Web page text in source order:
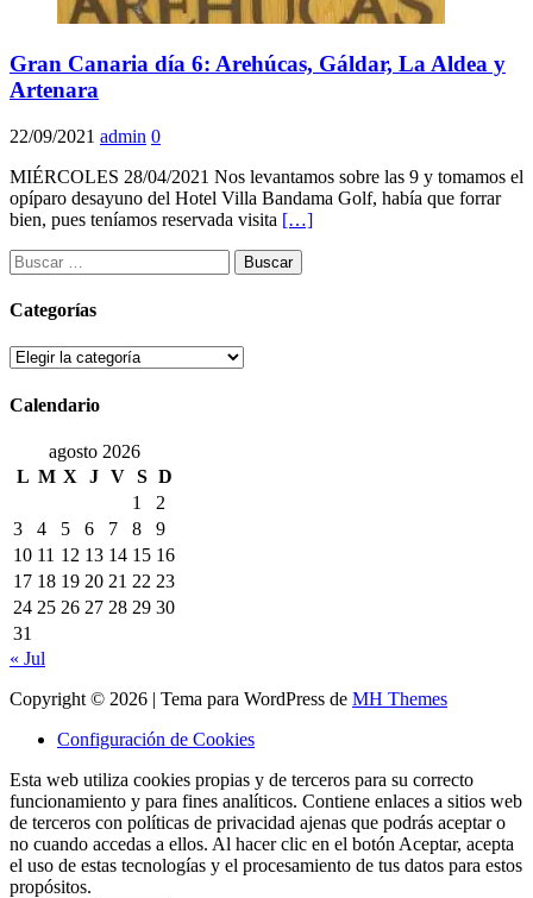
Gran Canaria día 6: Arehúcas, Gáldar, La Aldea y
Artenara
22/09/2021 admin 0
MIÉRCOLES 28/04/2021 Nos levantamos sobre las 9 y tomamos el
opíparo desayuno del Hotel Villa Bandama Golf, había que forrar
bien, pues teníamos reservada visita […]
Buscar:
Categorías
Categorías
Calendario
agosto 2026
L M X J V S D
1
2
3
4 5 6 7 8
9
10 11 12 13 14 15 16
17 18 19 20 21 22 23
24 25 26 27 28 29 30
31
« Jul
Copyright © 2026 | Tema para WordPress de MH Themes
Configuración de Cookies
Esta web utiliza cookies propias y de terceros para su correcto
funcionamiento y para fines analíticos. Contiene enlaces a sitios web
de terceros con políticas de privacidad ajenas que podrás aceptar o
no cuando accedas a ellos. Al hacer clic en el botón Aceptar, acepta
el uso de estas tecnologías y el procesamiento de tus datos para estos
propósitos.